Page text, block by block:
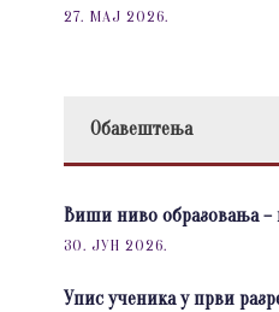
27. МАЈ 2026.
Обавештења
Виши ниво образовања –
30. ЈУН 2026.
Упис ученика у први